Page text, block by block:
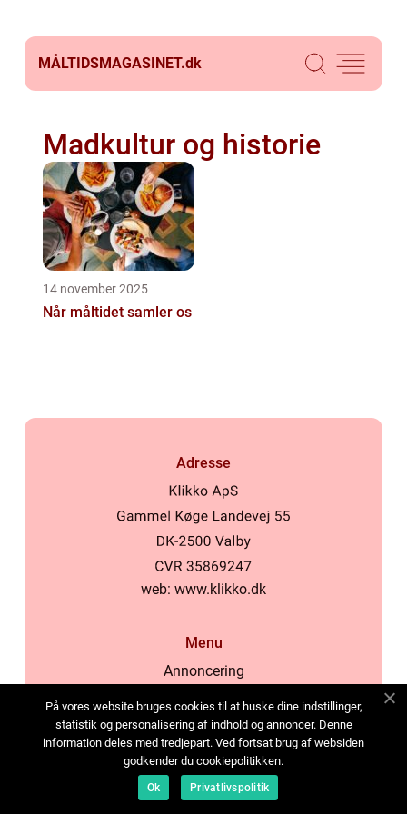
MÅLTIDSMAGASINET.dk
Madkultur og historie
14 november 2025
Når måltidet samler os
Adresse
web: www.klikko.dk
Menu
Annoncering
Cookies
Kontakt os
Sitemap
På vores website bruges cookies til at huske dine indstillinger,
statistik og personalisering af indhold og annoncer. Denne
information deles med tredjepart. Ved fortsat brug af websiden
godkender du cookiepolitikken.
Ok Privatlivspolitik